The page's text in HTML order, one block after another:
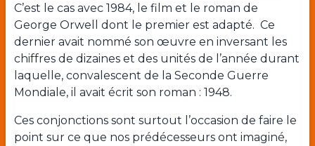
C’est le cas avec 1984, le film et le roman de
George Orwell dont le premier est adapté. Ce
dernier avait nommé son œuvre en inversant les
chiffres de dizaines et des unités de l’année durant
laquelle, convalescent de la Seconde Guerre
Mondiale, il avait écrit son roman : 1948.
Ces conjonctions sont surtout l’occasion de faire le
point sur ce que nos prédécesseurs ont imaginé,